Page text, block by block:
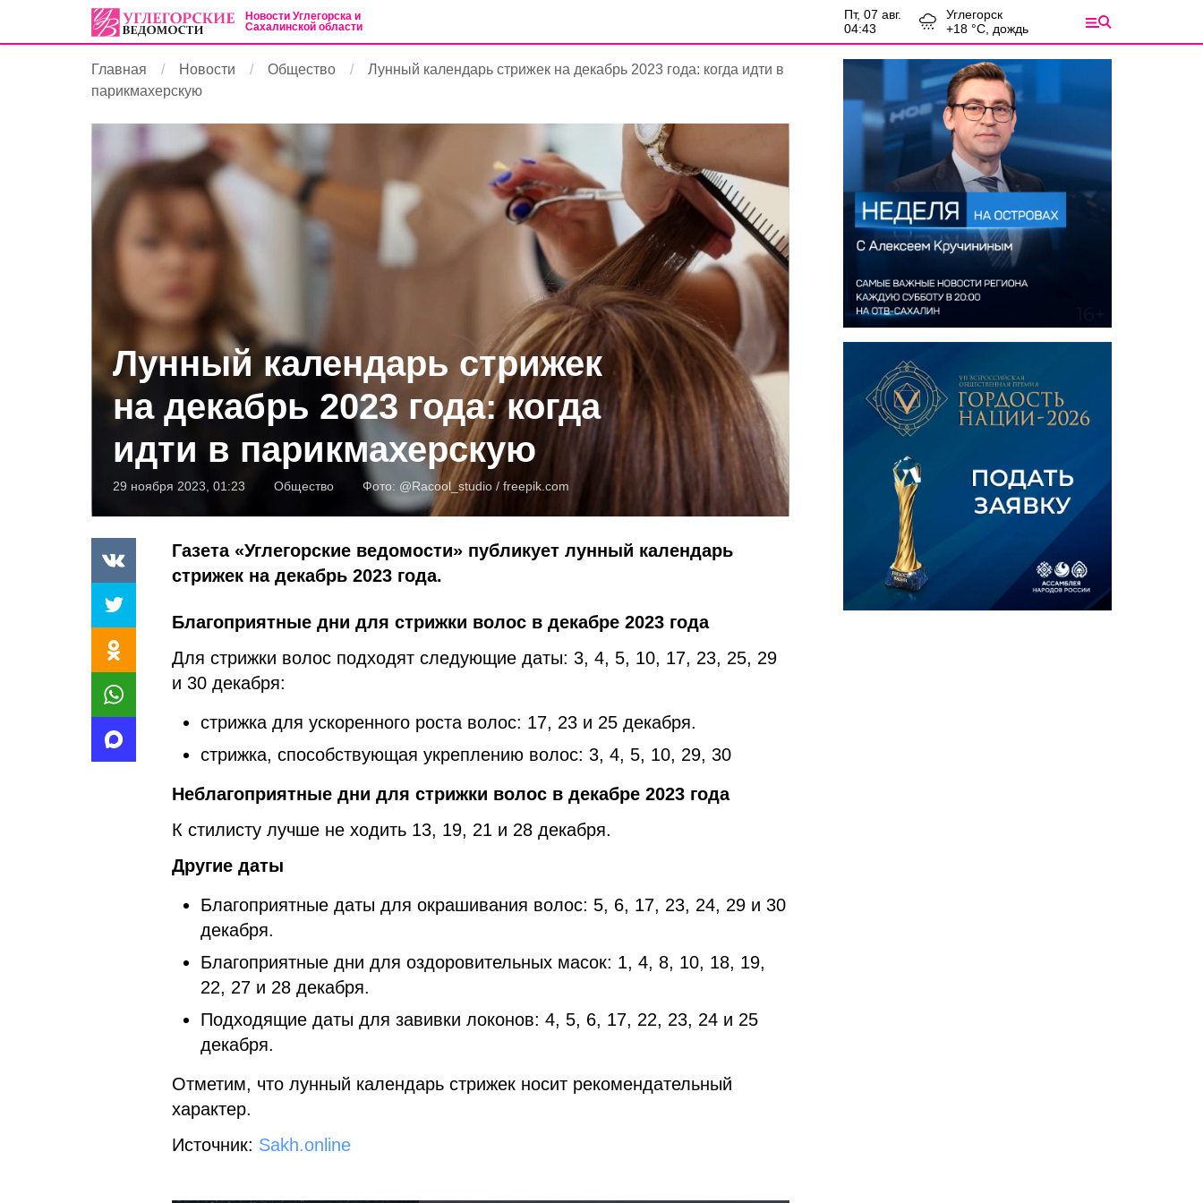
Новости Углегорска и
Сахалинской области
пт, 07 авг.
04:43
Углегорск
+18 °С, дождь
Главная Новости Общество
Лунный календарь стрижек на декабрь 2023 года: когда идти в
парикмахерскую
Лунный календарь стрижек
на декабрь 2023 года: когда
идти в парикмахерскую
29 ноября 2023, 01:23 Общество Фото: @Racool_studio / freepik.com
Газета «Углегорские ведомости» публикует лунный календарь
стрижек на декабрь 2023 года.
Благоприятные дни для стрижки волос в декабре 2023 года
Для стрижки волос подходят следующие даты: 3, 4, 5, 10, 17, 23, 25, 29
и 30 декабря:
стрижка для ускоренного роста волос: 17, 23 и 25 декабря.
стрижка, способствующая укреплению волос: 3, 4, 5, 10, 29, 30
Неблагоприятные дни для стрижки волос в декабре 2023 года
К стилисту лучше не ходить 13, 19, 21 и 28 декабря.
Другие даты
Благоприятные даты для окрашивания волос: 5, 6, 17, 23, 24, 29 и 30
декабря.
Благоприятные дни для оздоровительных масок: 1, 4, 8, 10, 18, 19,
22, 27 и 28 декабря.
Подходящие даты для завивки локонов: 4, 5, 6, 17, 22, 23, 24 и 25
декабря.
Отметим, что лунный календарь стрижек носит рекомендательный
характер.
Источник: Sakh.online